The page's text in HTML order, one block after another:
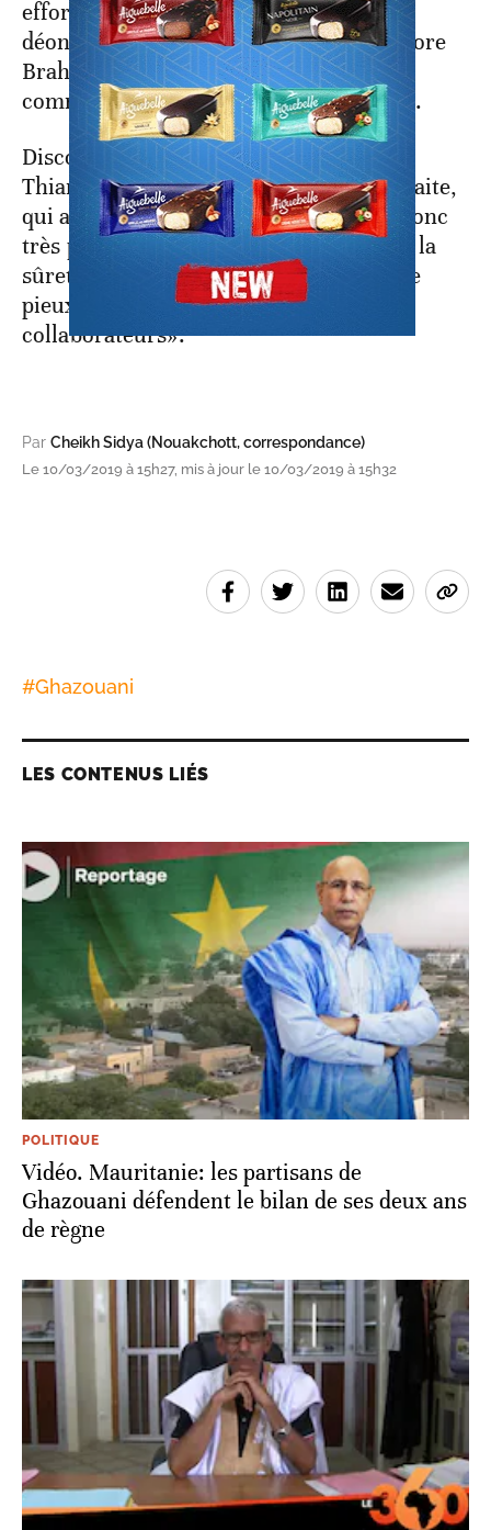
effort, tels que le recommande la
déontologie des armées», témoigne encore
Brahim ould Bacar ould Sneiba, ex-
commandant de l'armée mauritanienne.
Discours identique de la part de Dieguy
Thiam, adjudant-chef de police à la retraite,
qui a été son secrétaire particulier, et donc
très proche pendant plusieurs années à la
sûreté. Il loue «les qualités d’un homme
pieux, ouvert et respectueux de ses
collaborateurs».
Par Cheikh Sidya (Nouakchott, correspondance)
Le 10/03/2019 à 15h27, mis à jour le 10/03/2019 à 15h32
#Ghazouani
LES CONTENUS LIÉS
POLITIQUE
Vidéo. Mauritanie: les partisans de
Ghazouani défendent le bilan de ses deux ans
de règne